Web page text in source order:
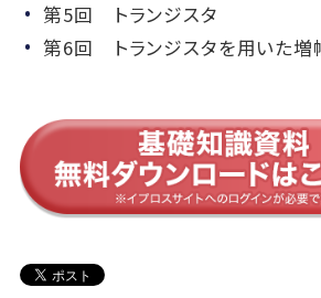
第5回 トランジスタ
第6回 トランジスタを用いた増